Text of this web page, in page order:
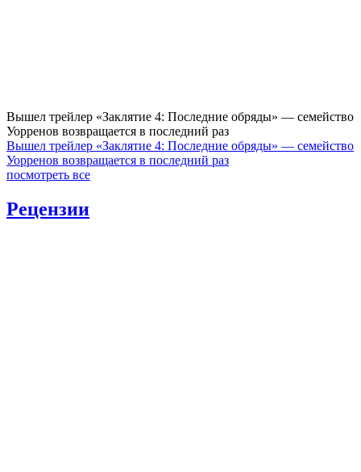
Вышел трейлер «Заклятие 4: Последние обряды» — семейство
Уорренов возвращается в последний раз
Вышел трейлер «Заклятие 4: Последние обряды» — семейство
Уорренов возвращается в последний раз
посмотреть все
Рецензии